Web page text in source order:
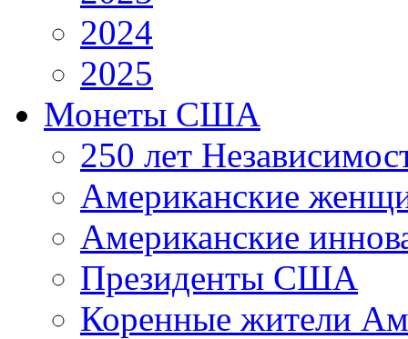
2024
2025
Монеты США
250 лет
Американские
Американские
Президенты США
Коренные жители